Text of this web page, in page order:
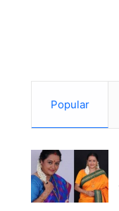
Popular